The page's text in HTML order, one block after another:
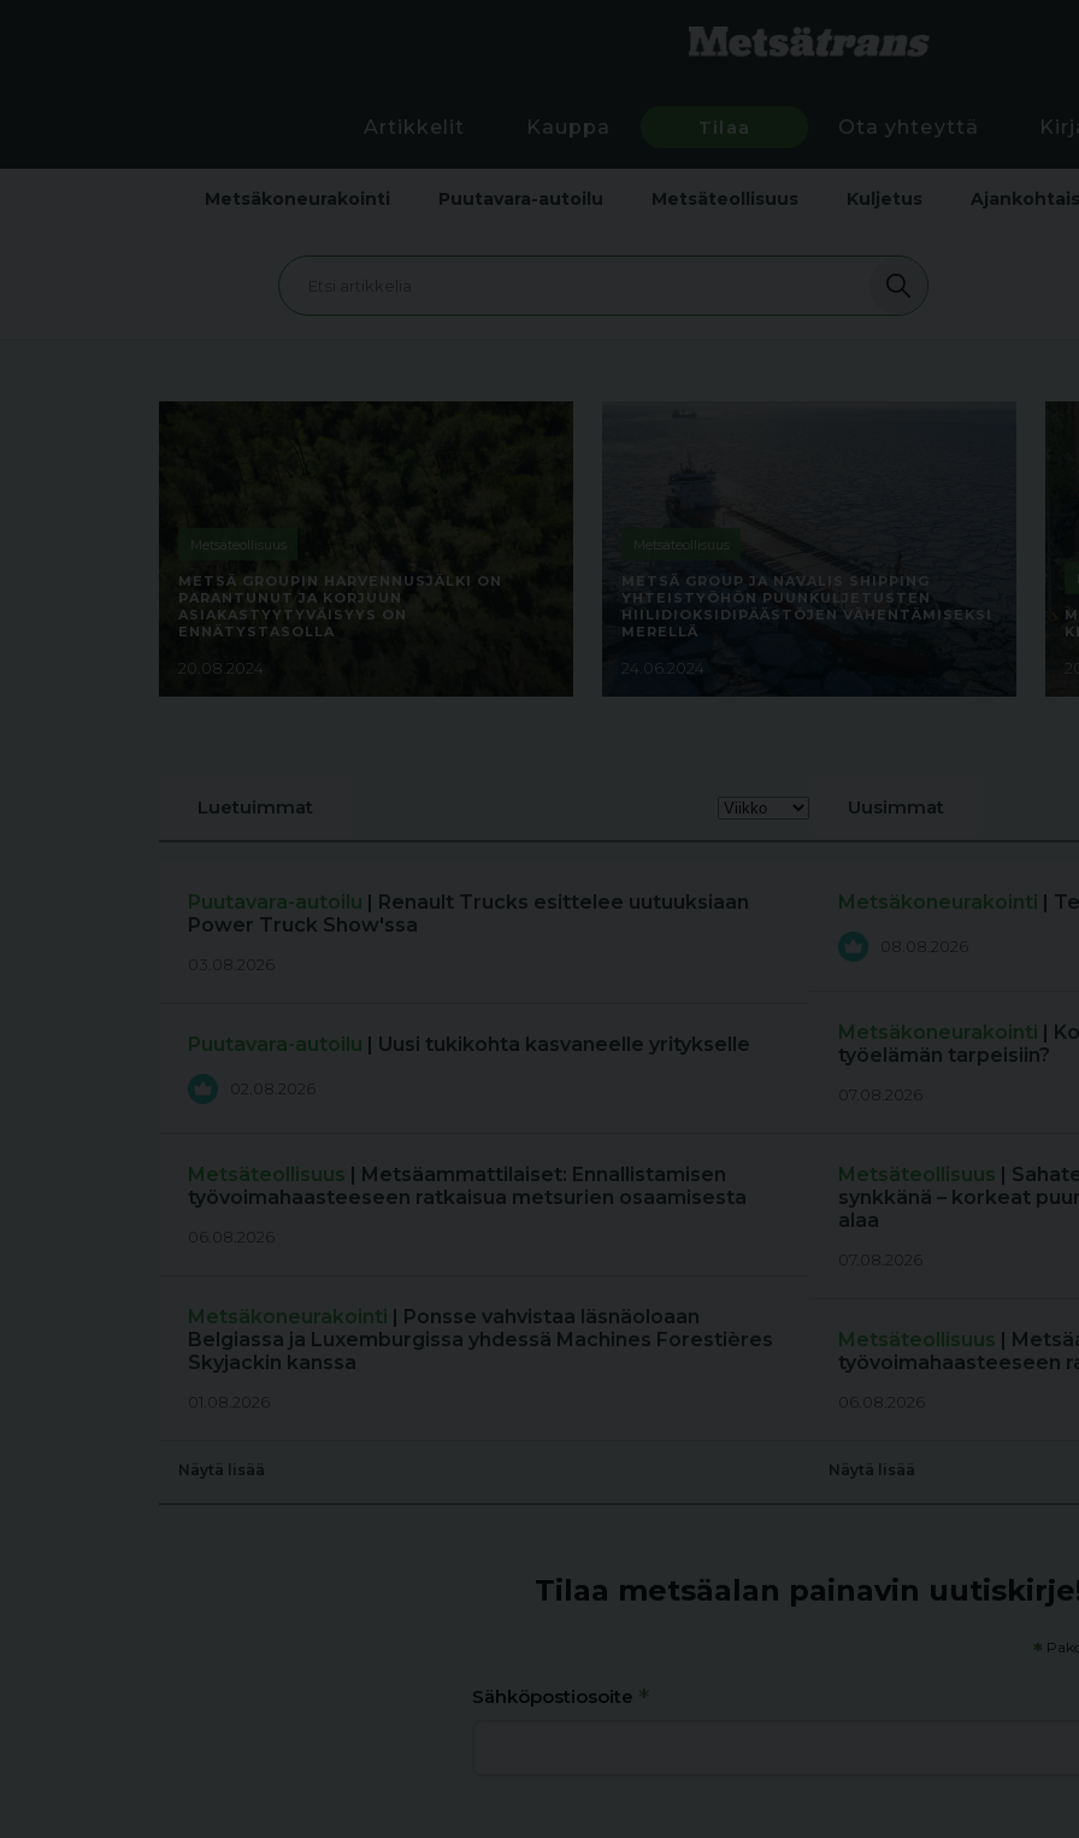
Artikkelit Kauppa Tilaa Ota yhteyttä
Metsäkoneurakointi Puutavara-autoilu Metsäteollisuus Kuljetus
Metsäteollisuus
METSÄ GROUPIN HARVENNUSJÄLKI ON
PARANTUNUT JA KORJUUN
ASIAKASTYYTYVÄISYYS ON
ENNÄTYSTASOLLA
20.08.2024
Metsäteollisuus
METSÄ GROUP JA NAVALIS SHIPPING
YHTEISTYÖHÖN PUUNKULJETUSTEN
HIILIDIOKSIDIPÄÄSTÖJEN VÄHENTÄMISEKSI
MERELLÄ
24.06.2024
Luetuimmat
Puutavara-autoilu | Renault Trucks esittelee uutuuksiaan
Power Truck Show'ssa
03.08.2026
Puutavara-autoilu | Uusi tukikohta kasvaneelle yritykselle
02.08.2026
Metsäteollisuus | Metsäammattilaiset: Ennallistamisen
työvoimahaasteeseen ratkaisua metsurien osaamisesta
06.08.2026
Metsäkoneurakointi | Ponsse vahvistaa läsnäoloaan
Belgiassa ja Luxemburgissa yhdessä Machines Forestières
Skyjackin kanssa
01.08.2026
Näytä lisää
Uusimmat
Metsäkoneurakointi |
08.08.2026
Metsäkoneurakointi |
työelämän tarpeisiin?
07.08.2026
Metsäteollisuus |
synkkänä – korkeat
alaa
07.08.2026
Metsäteollisuus |
työvoimahaasteeseen
06.08.2026
Näytä lisää
Tilaa metsäalan painavin
*
Sähköpostiosoite *